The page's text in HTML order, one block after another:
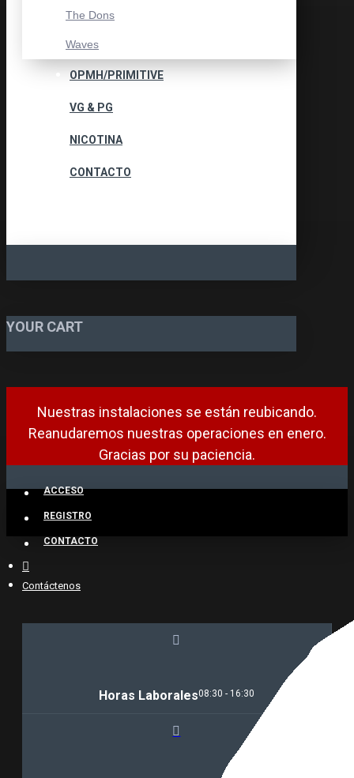
The Dons
Waves
OPMH/PRIMITIVE
VG & PG
NICOTINA
CONTACTO
YOUR CART
Nuestras instalaciones se están reubicando.
Reanudaremos nuestras operaciones en enero.
Gracias por su paciencia.
ACCESO
REGISTRO
CONTACTO
Contáctenos
Horas Laborales08:30 - 16:30